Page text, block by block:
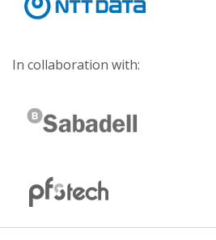
In collaboration with: